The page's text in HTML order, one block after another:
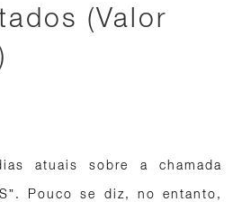
(Valor
atuais sobre a chamada
Pouco se diz, no entanto,